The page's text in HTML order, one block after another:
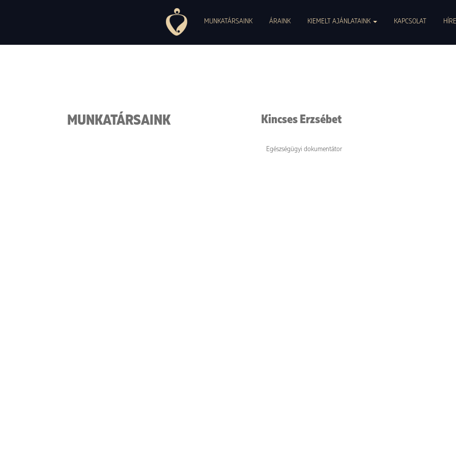
Pszichoszomatikus Ambulancia
MUNKATÁRSAINK
ÁRAINK KIEMELT AJÁNLATAINK KAPCSOLAT
MUNKATÁRSAINK Kincses Erzsébet
Egészségügyi dokumentátor